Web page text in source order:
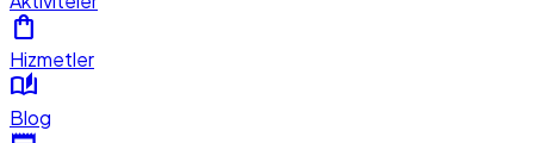
shopping_bag
Hizmetler
auto_stories
Blog